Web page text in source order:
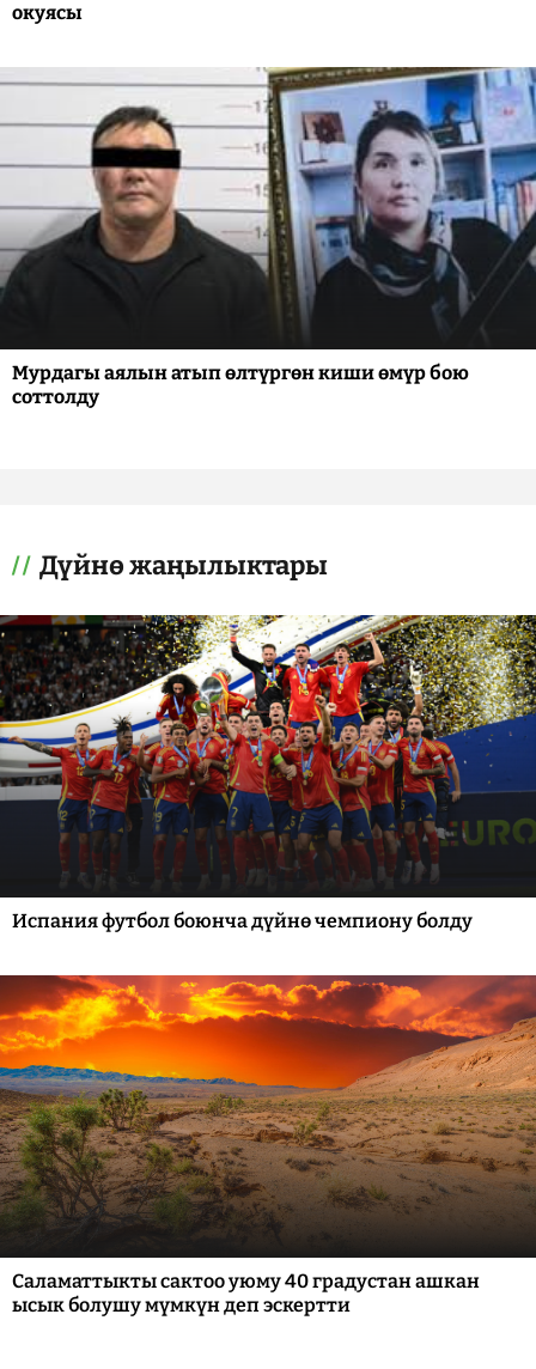
окуясы
Мурдагы аялын атып өлтүргөн киши өмүр бою
соттолду
Дүйнө жаңылыктары
Испания футбол боюнча дүйнө чемпиону болду
Саламаттыкты сактоо уюму 40 градустан ашкан
ысык болушу мүмкүн деп эскертти